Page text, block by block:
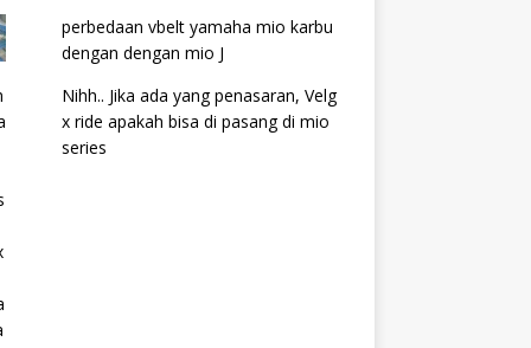
perbedaan vbelt yamaha mio karbu
dengan dengan mio J
Nihh.. Jika ada yang penasaran, Velg
x ride apakah bisa di pasang di mio
series